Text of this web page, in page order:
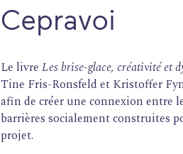
Cepravoi
Le livre Les brise-glace, créativité et
Tine Fris-Ronsfeld et Kristoffer
afin de créer une connexion entre
barrières socialement construites
projet.